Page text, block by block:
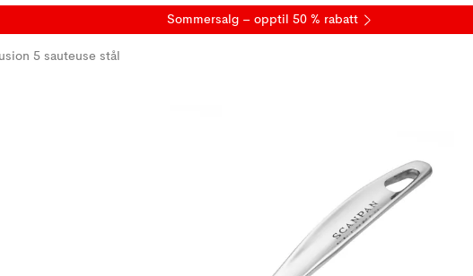
Sommersalg – opptil 50 % rabatt
5 sauteuse stål